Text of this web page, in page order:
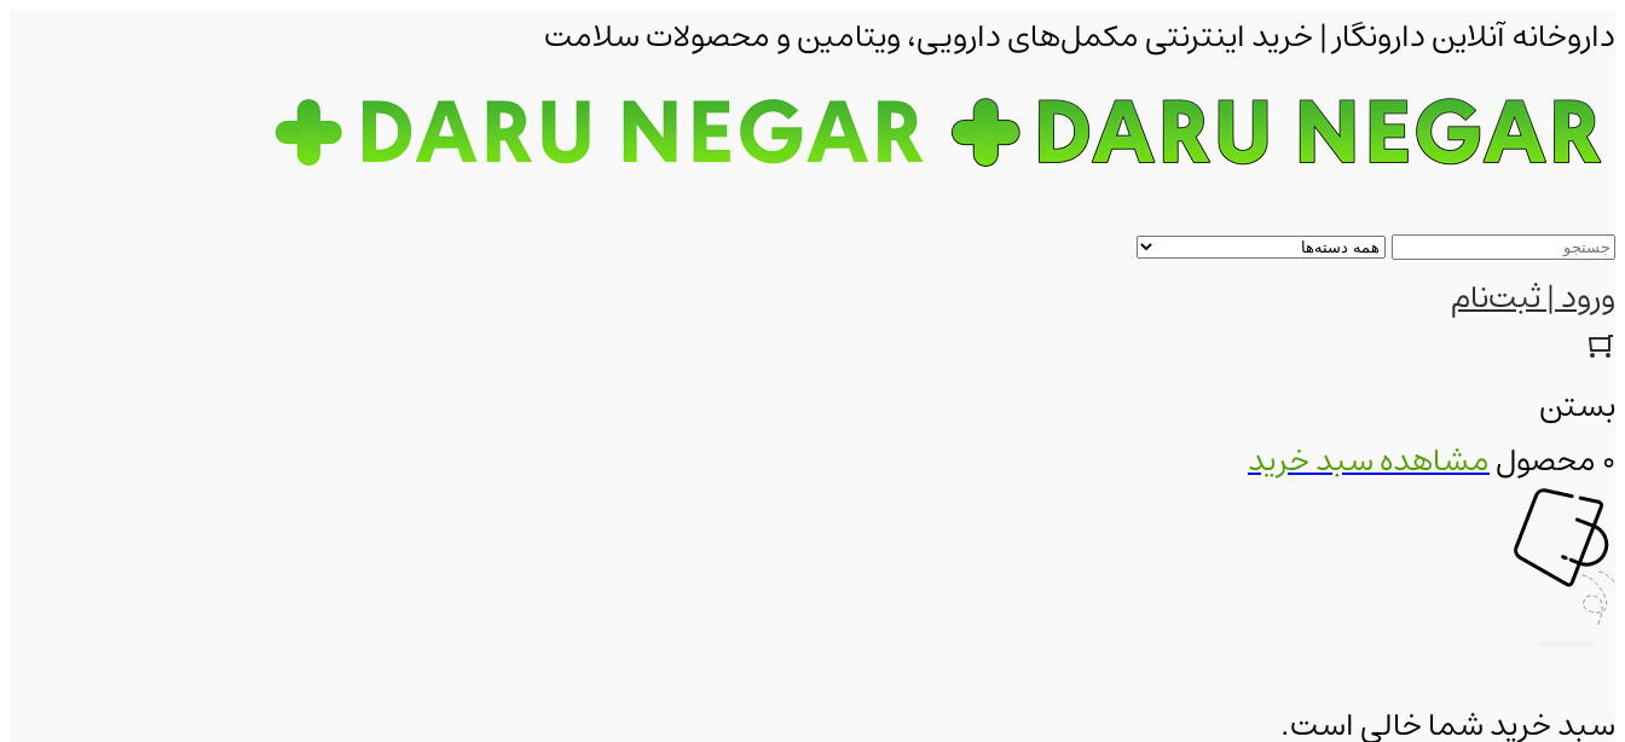
داروخانه آنلاین دارونگار | خرید اینترنتی مکمل‌های دارویی، ویتامین و محصولات سلامت
ورود | ثبت‌نام
بستن
0 محصول
مشاهده سبد خرید
سبد خرید شما خالی است.